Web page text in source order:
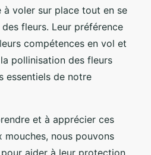
à voler sur place tout en se
fleurs. Leur préférence
compétences en vol et
pollinisation des fleurs
essentiels de notre
et à apprécier ces
mouches, nous pouvons
aider à leur protection